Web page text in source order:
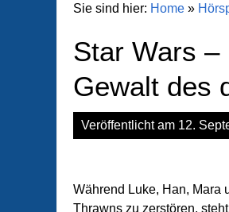
Sie sind hier: Home »
Star Wars –
Gewalt des
Veröffentlicht am 12.
Während Luke, Han, Mara
Thrawns zu zerstören,